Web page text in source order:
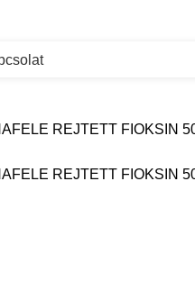
HAFELE REJTETT